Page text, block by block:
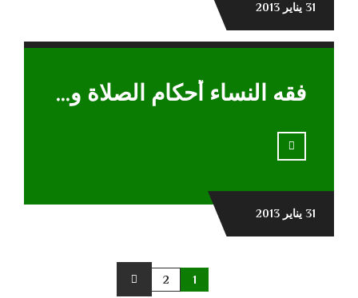
31 يناير 2013
فقه النساء أحكام الصلاة والصيام والطهارة
31 يناير 2013
1
2